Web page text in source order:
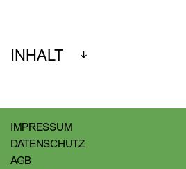
INHALT
IMPRESSUM
DATENSCHUTZ
AGB